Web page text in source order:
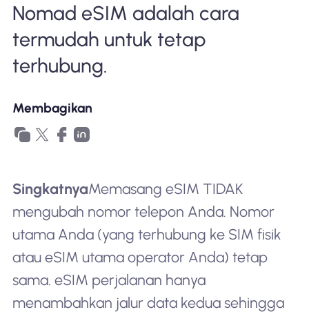
Nomad eSIM adalah cara
termudah untuk tetap
terhubung.
Membagikan
SingkatnyaMemasang eSIM TIDAK
mengubah nomor telepon Anda. Nomor
utama Anda (yang terhubung ke SIM fisik
atau eSIM utama operator Anda) tetap
sama. eSIM perjalanan hanya
menambahkan jalur data kedua sehingga